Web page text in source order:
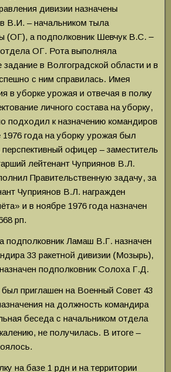
дивизии назначены
В.И. – начальником тыла
(ОГ), а подполковник Шевчук В.С. ‒
ОГ. Рота выполняла
задание в Волгоградской области и в
с ним справилась. Имея
в уборке урожая и отвечая в полку
личного состава на уборку,
подходил к назначению командиров
года на уборку урожая был
офицер – заместитель
лейтенант Чуприянов В.Л.
Правительственную задачу, за
Чуприянов В.Л. награжден
и в ноябре 1976 года назначен
рп.
подполковник Ламаш В.Г. назначен
33 ракетной дивизии (Мозырь),
подполковник Солоха Г.Д.
приглашен на Военный Совет 43
на должность командира
беседа с начальником отдела
не получилась. В итоге –
на базе 1 рдн и на территории